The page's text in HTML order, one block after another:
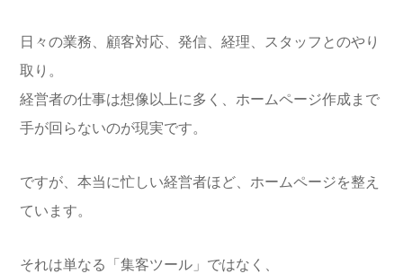
日々の業務、顧客対応、発信、経理、スタッフとのやり
取り。
経営者の仕事は想像以上に多く、ホームページ作成まで
手が回らないのが現実です。
ですが、本当に忙しい経営者ほど、ホームページを整え
ています。
それは単なる「集客ツール」ではなく、